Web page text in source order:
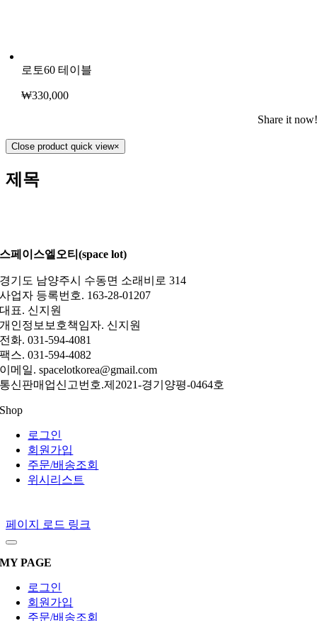
로토60 테이블
₩330,000
Share it now!
Close product quick view×
제목
스페이스엘오티(space lot)
경기도 남양주시 수동면 소래비로 314
사업자 등록번호. 163-28-01207
대표. 신지원
개인정보보호책임자. 신지원
전화. 031-594-4081
팩스. 031-594-4082
이메일. spacelotkorea@gmail.com
통신판매업신고번호.제2021-경기양평-0464호
Shop
로그인
회원가입
주문/배송조회
위시리스트
페이지 로드 링크
MY PAGE
로그인
회원가입
주문/배송조회